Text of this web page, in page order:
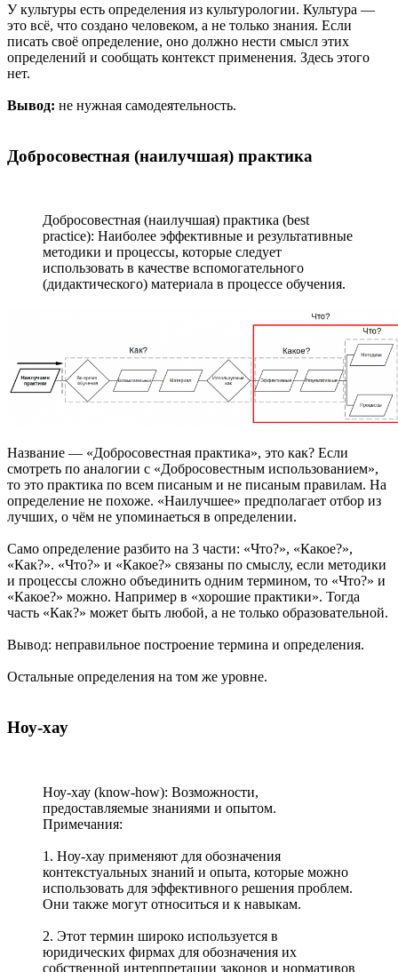
У культуры есть определения из культурологии. Культура —
это всё, что создано человеком, а не только знания. Если
писать своё определение, оно должно нести смысл этих
определений и сообщать контекст применения. Здесь этого
нет.
Вывод: не нужная самодеятельность.
Добросовестная (наилучшая) практика
Добросовестная (наилучшая) практика (best
practice): Наиболее эффективные и результативные
методики и процессы, которые следует
использовать в качестве вспомогательного
(дидактического) материала в процессе обучения.
Название — «Добросовестная практика», это как? Если
смотреть по аналогии с «Добросовестным использованием»,
то это практика по всем писаным и не писаным правилам. На
определение не похоже. «Наилучшее» предполагает отбор из
лучших, о чём не упоминаеться в определении.
Само определение разбито на 3 части: «Что?», «Какое?»,
«Как?». «Что?» и «Какое?» связаны по смыслу, если методики
и процессы сложно объединить одним термином, то «Что?» и
«Какое?» можно. Например в «хорошие практики». Тогда
часть «Как?» может быть любой, а не только образовательной.
Вывод: неправильное построение термина и определения.
Остальные определения на том же уровне.
Ноу-хау
Ноу-хау (know-how): Возможности,
предоставляемые знаниями и опытом.
Примечания:
1. Ноу-хау применяют для обозначения
контекстуальных знаний и опыта, которые можно
использовать для эффективного решения проблем.
Они также могут относиться и к навыкам.
2. Этот термин широко используется в
юридических фирмах для обозначения их
собственной интерпретации законов и нормативов